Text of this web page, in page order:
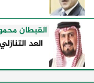
القبطان
العد